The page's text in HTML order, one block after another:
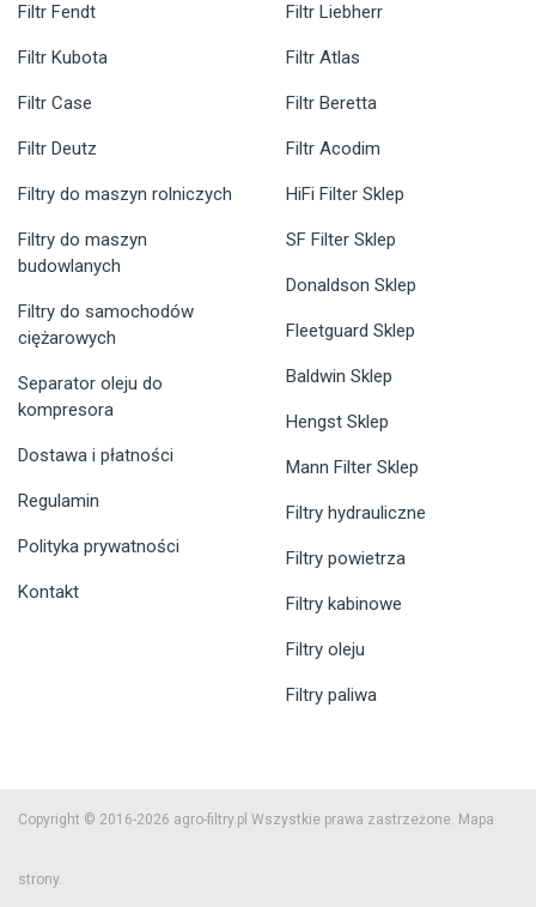
Filtr Fendt
Filtr Kubota
Filtr Case
Filtr Deutz
Filtr Liebherr
Filtr Atlas
Filtr Beretta
Filtr Acodim
Filtry do maszyn rolniczych
Filtry do maszyn
budowlanych
Filtry do samochodów
ciężarowych
Separator oleju do
kompresora
Dostawa i płatności
Regulamin
Polityka prywatności
Kontakt
HiFi Filter Sklep
SF Filter Sklep
Donaldson Sklep
Fleetguard Sklep
Baldwin Sklep
Hengst Sklep
Mann Filter Sklep
Filtry hydrauliczne
Filtry powietrza
Filtry kabinowe
Filtry oleju
Filtry paliwa
Copyright © 2016-2026 agro-filtry.pl Wszystkie prawa zastrzeżone. Mapa
strony.